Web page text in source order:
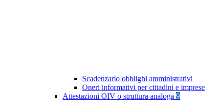
Scadenzario obblighi amministrativi
Oneri informativi per cittadini e imprese
Attestazioni OIV o struttura analoga 9